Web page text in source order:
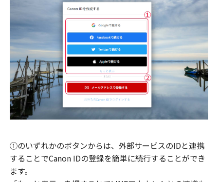
①のいずれかのボタンからは、外部サービスのIDと連携
することでCanon IDの登録を簡単に続行することができ
ます。